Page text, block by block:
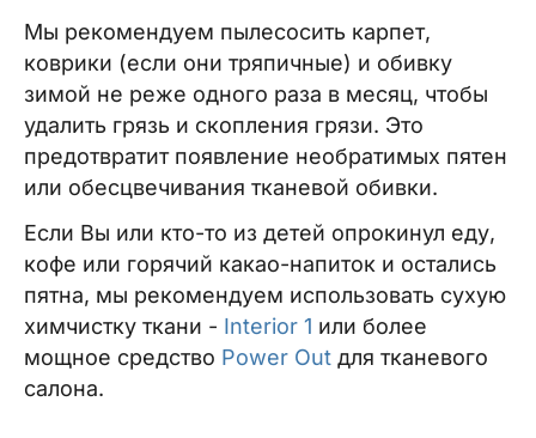
Мы рекомендуем пылесосить карпет,
коврики (если они тряпичные) и обивку
зимой не реже одного раза в месяц, чтобы
удалить грязь и скопления грязи. Это
предотвратит появление необратимых пятен
или обесцвечивания тканевой обивки.
Если Вы или кто-то из детей опрокинул еду,
кофе или горячий какао-напиток и остались
пятна, мы рекомендуем использовать сухую
химчистку ткани - Interior 1 или более
мощное средство Power Out для тканевого
салона.